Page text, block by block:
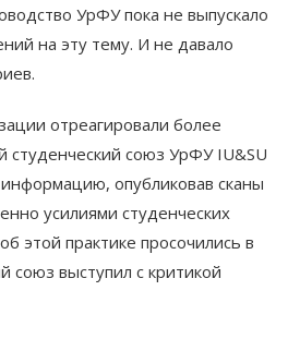
УрФУ пока не выпускало
на эту тему. И не давало
отреагировали более
студенческий союз УрФУ IU&SU
опубликовав сканы
усилиями студенческих
этой практике просочились в
выступил с критикой